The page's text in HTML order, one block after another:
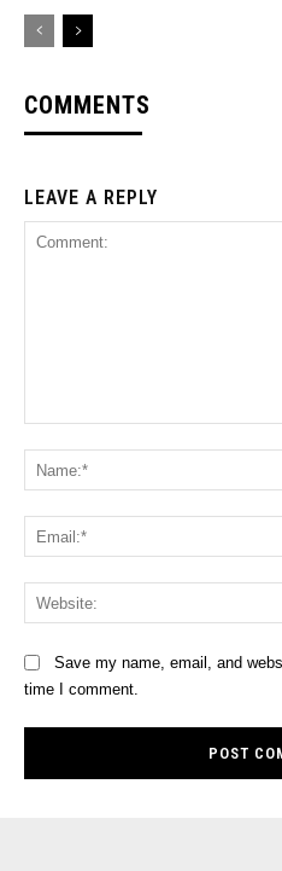
COMMENTS
LEAVE A REPLY
Save my name, email, and
time I comment.